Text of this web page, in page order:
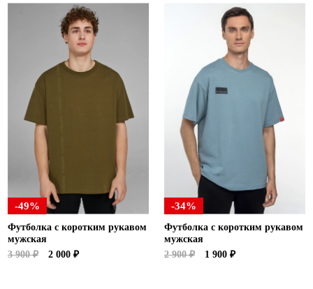
-49%
Футболка с коротким рукавом
мужская
3 900 ₽
2 000 ₽
-34%
Футболка с коротким рукавом
мужская
2 900 ₽
1 900 ₽